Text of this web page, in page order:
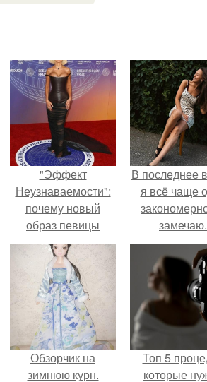
"Эффект
Неузнаваемости":
почему новый
образ певицы
вызвал споры о
гранях
возможного?
В последнее
я всё чаще
замечаю.
Обзорчик на
зимнюю курн.
Топ 5
которые